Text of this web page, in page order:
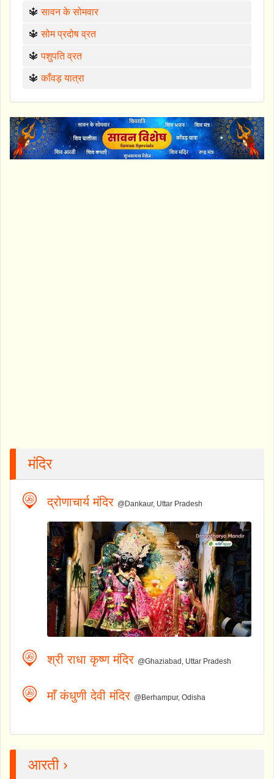
🔱सावन के सोमवार
🔱सोम प्रदोष व्रत
🔱पशुपति व्रत
🔱काँवड़ यात्रा
मंदिर
द्रोणाचार्य मंदिर @Dankaur, Uttar Pradesh
श्री राधा कृष्ण मंदिर @Ghaziabad, Uttar Pradesh
माँ कंधुणी देवी मंदिर @Berhampur, Odisha
आरती ›